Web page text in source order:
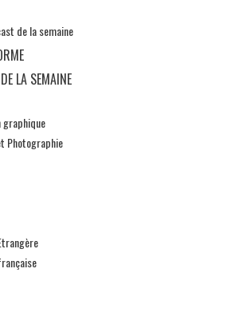
de la semaine
LA SEMAINE
graphique
Photographie